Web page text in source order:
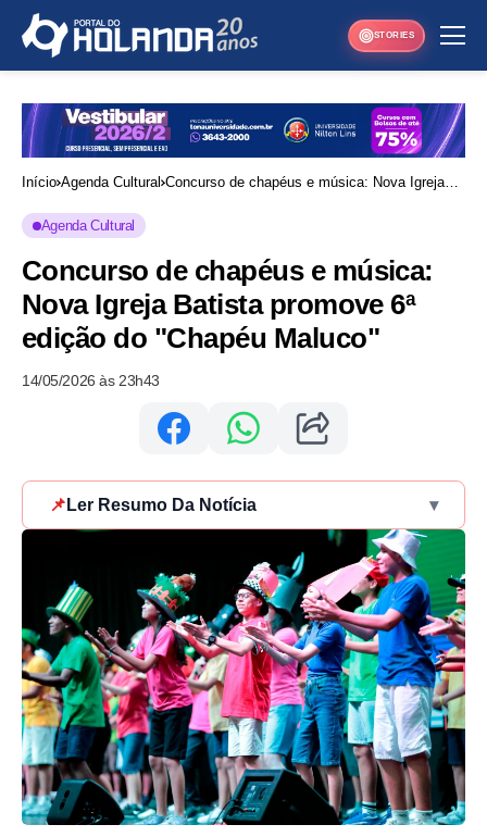
STORIES
Início Agenda Cultural Concurso de chapéus e música: Nova Igreja
Agenda Cultural
Concurso de chapéus e música:
Nova Igreja Batista promove 6ª
edição do "Chapéu Maluco"
14/05/2026 às 23h43
📌 Ler Resumo Da Notícia ▾